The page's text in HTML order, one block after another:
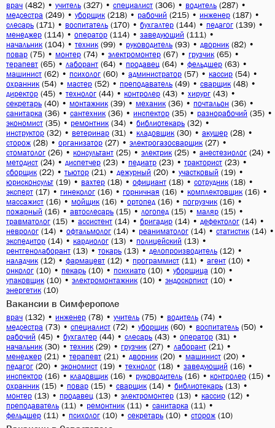
врач (482) • учитель (327) • специалист (306) • водитель (287) •
медсестра (249) • уборщик (218) • рабочий (215) • инженер (187) •
слесарь (171) • воспитатель (170) • бухгалтер (144) • педагог (139) •
менеджер (114) • оператор (114) • заведующий (111) •
начальник (104) • техник (99) • руководитель (93) • дворник (82) •
повар (75) • монтер (74) • электромонтер (67) • грузчик (65) •
терапевт (65) • лаборант (64) • продавец (64) • фельдшер (63) •
машинист (62) • психолог (60) • администратор (57) • кассир (54) •
охранник (54) • мастер (52) • преподаватель (49) • сварщик (48) •
директор (45) • технолог (44) • контролер (43) • хирург (43) •
секретарь (40) • монтажник (39) • механик (36) • почтальон (36) •
санитарка (36) • сантехник (36) • инспектор (35) • разнорабочий (35) •
экономист (35) • ремонтник (34) • библиотекарь (32) •
инструктор (32) • ветеринар (31) • кладовщик (30) • акушер (28) •
сторож (28) • организатор (27) • электрогазосварщик (27) •
стоматолог (26) • консультант (25) • электрик (25) • анестезиолог (24) •
методист (24) • диспетчер (23) • педиатр (23) • тракторист (23) •
сборщик (22) • тьютор (21) • дежурный (20) • участковый (19) •
юрисконсульт (19) • вахтер (18) • официант (18) • сотрудник (18) •
эксперт (17) • гинеколог (16) • горничная (16) • комплектовщик (16) •
массажист (16) • мойщик (16) • ортопед (16) • погрузчик (16) •
пожарный (16) • автослесарь (15) • логопед (15) • маляр (15) •
травматолог (15) • ассистент (14) • бригадир (14) • дефектолог (14) •
невролог (14) • офтальмолог (14) • реаниматолог (14) • статистик (14) •
экспедитор (14) • кардиолог (13) • полицейский (13) •
рентгенолаборант (13) • токарь (13) • делопроизводитель (12) •
наладчик (12) • фармацевт (12) • программист (11) • агент (10) •
онколог (10) • пекарь (10) • психиатр (10) • уборщица (10) •
упаковщик (10) • электромонтажник (10) • эндоскопист (10) •
энергетик (10)
Вакансии в Симферополе
врач (132) • инженер (78) • учитель (75) • водитель (74) •
медсестра (73) • специалист (72) • уборщик (60) • воспитатель (50) •
рабочий (45) • бухгалтер (44) • слесарь (43) • оператор (31) •
начальник (30) • техник (29) • грузчик (27) • лаборант (21) •
менеджер (21) • терапевт (21) • дворник (20) • машинист (20) •
педагог (20) • экономист (19) • технолог (18) • заведующий (16) •
инспектор (16) • кладовщик (16) • руководитель (16) • контролер (15) •
охранник (15) • повар (15) • сварщик (14) • библиотекарь (13) •
монтер (13) • продавец (13) • электромонтер (13) • кассир (12) •
преподаватель (11) • ремонтник (11) • санитарка (11) •
фельдшер (11) • психолог (10) • секретарь (10) • сторож (10)